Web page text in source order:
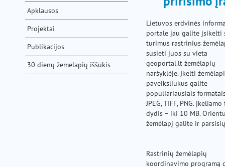
pagalba
Apklausos
Projektai
Publikacijos
30 dienų žemėlapių iššūkis
Lietuvos erdvinės
portale jau galite įsikelti
turimus rastrinius
susieti juos su vieta
geoportal.lt žemėlapių
naršyklėje. Įkelti
paveiksliukus galite
populiariausiais
JPEG, TIFF, PNG.
dydis – iki 10 MB.
žemėlapį galite ir
Rastrinių žemėlapių
koordinavimo programą